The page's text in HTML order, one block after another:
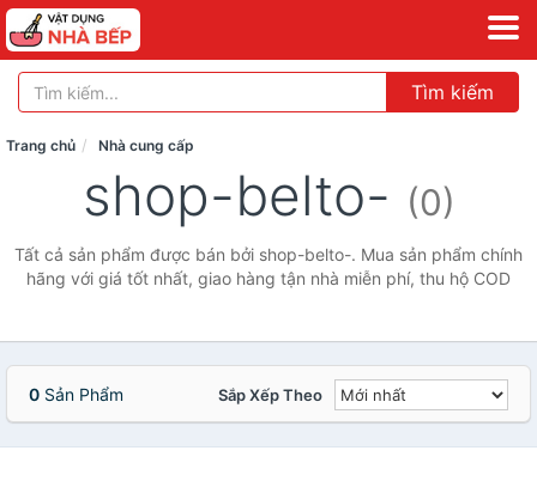
Tìm kiếm
Trang chủ Nhà cung cấp
shop-belto- (0)
Tất cả sản phẩm được bán bởi shop-belto-. Mua sản phẩm chính
hãng với giá tốt nhất, giao hàng tận nhà miễn phí, thu hộ COD
0 Sản Phẩm Sắp Xếp Theo